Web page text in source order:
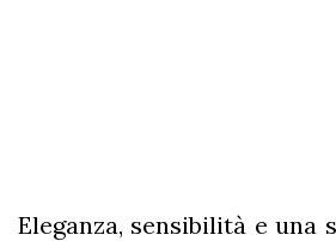
Eleganza, sensibilità e